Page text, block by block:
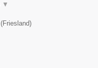
▼
(Friesland)